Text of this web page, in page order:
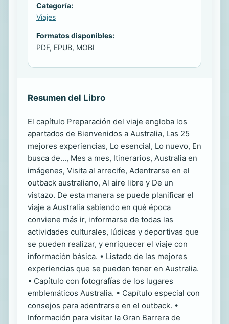
Categoría:
Viajes
Formatos disponibles:
PDF, EPUB, MOBI
Resumen del Libro
El capítulo Preparación del viaje engloba los
apartados de Bienvenidos a Australia, Las 25
mejores experiencias, Lo esencial, Lo nuevo, En
busca de..., Mes a mes, Itinerarios, Australia en
imágenes, Visita al arrecife, Adentrarse en el
outback australiano, Al aire libre y De un
vistazo. De esta manera se puede planificar el
viaje a Australia sabiendo en qué época
conviene más ir, informarse de todas las
actividades culturales, lúdicas y deportivas que
se pueden realizar, y enriquecer el viaje con
información básica. • Listado de las mejores
experiencias que se pueden tener en Australia.
• Capítulo con fotografías de los lugares
emblemáticos Australia. • Capítulo especial con
consejos para adentrarse en el outback. •
Información para visitar la Gran Barrera de